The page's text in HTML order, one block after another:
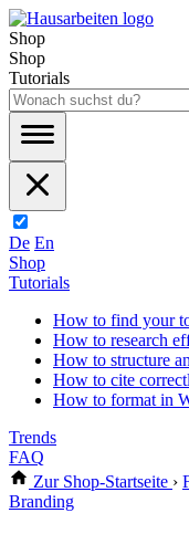
Shop
Shop
Tutorials
De En
Shop
Tutorials
How to find your
How to research
How to structure
How to cite
How to format in
Trends
FAQ
Zur Shop-Startseite ›
Branding